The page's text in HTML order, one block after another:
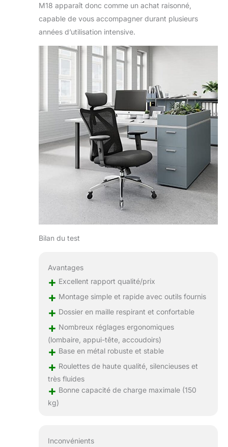
M18 apparaît donc comme un achat raisonné,
capable de vous accompagner durant plusieurs
années d’utilisation intensive.
Bilan du test
Avantages
+ Excellent rapport qualité/prix
+ Montage simple et rapide avec outils fournis
+ Dossier en maille respirant et confortable
+ Nombreux réglages ergonomiques
(lombaire, appui-tête, accoudoirs)
+ Base en métal robuste et stable
+ Roulettes de haute qualité, silencieuses et
très fluides
+ Bonne capacité de charge maximale (150
kg)
Inconvénients